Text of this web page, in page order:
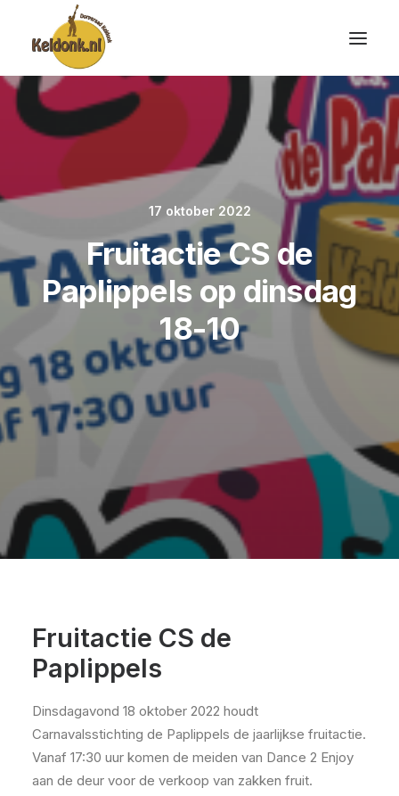
17 oktober 2022
Fruitactie CS de
Paplippels op dinsdag
18-10
Fruitactie CS de
Paplippels
Dinsdagavond 18 oktober 2022 houdt
Carnavalsstichting de Paplippels de jaarlijkse fruitactie.
Vanaf 17:30 uur komen de meiden van Dance 2 Enjoy
aan de deur voor de verkoop van zakken fruit.